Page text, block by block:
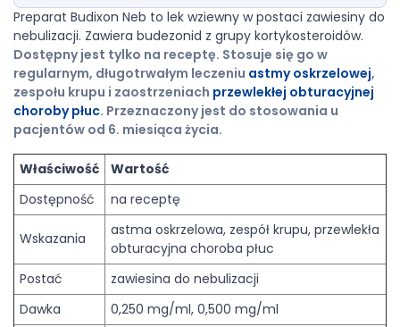
Preparat Budixon Neb to lek wziewny w postaci zawiesiny do
nebulizacji. Zawiera budezonid z grupy kortykosteroidów.
Dostępny jest tylko na receptę. Stosuje się go w
regularnym, długotrwałym leczeniu astmy oskrzelowej,
zespołu krupu i zaostrzeniach przewlekłej obturacyjnej
choroby płuc. Przeznaczony jest do stosowania u
pacjentów od 6. miesiąca życia.
Właściwość
Wartość
Dostępność
na receptę
Wskazania
astma oskrzelowa, zespół krupu, przewlekła
obturacyjna choroba płuc
Postać
zawiesina do nebulizacji
Dawka
0,250 mg/ml, 0,500 mg/ml